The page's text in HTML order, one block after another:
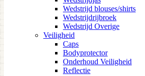
Wedstrijd blouses/shirts
Wedstrijdrijbroek
Wedstrijd Overige
Veiligheid
Caps
Bodyprotector
Onderhoud Veiligheid
Reflectie